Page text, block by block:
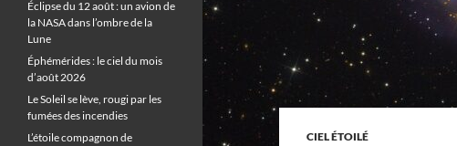
CIEL ÉTOILÉ
Éclipse du 12 août : un avion de
la NASA dans l’ombre de la
Lune
Éphémérides : le ciel du mois
d’août 2026
Le Soleil se lève, rougi par les
fumées des incendies
L’étoile compagnon de